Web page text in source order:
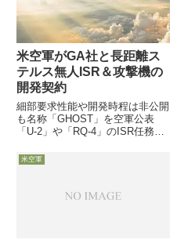
米空軍がGA社と長距離ス
テルス無人ISR＆攻撃機の
開発契約
細部要求性能や開発時程は非公開
も名称「GHOST」を空軍公表
「U-2」や「RQ-4」のISR任務と
リッド電気推進」を「ducted
米空軍